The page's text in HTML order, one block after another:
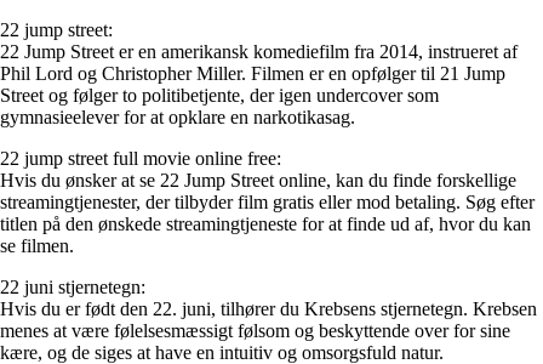
22 jump street:
22 Jump Street er en amerikansk komediefilm fra 2014, instrueret af
Phil Lord og Christopher Miller. Filmen er en opfølger til 21 Jump
Street og følger to politibetjente, der igen undercover som
gymnasieelever for at opklare en narkotikasag.
22 jump street full movie online free:
Hvis du ønsker at se 22 Jump Street online, kan du finde forskellige
streamingtjenester, der tilbyder film gratis eller mod betaling. Søg efter
titlen på den ønskede streamingtjeneste for at finde ud af, hvor du kan
se filmen.
22 juni stjernetegn:
Hvis du er født den 22. juni, tilhører du Krebsens stjernetegn. Krebsen
menes at være følelsesmæssigt følsom og beskyttende over for sine
kære, og de siges at have en intuitiv og omsorgsfuld natur.